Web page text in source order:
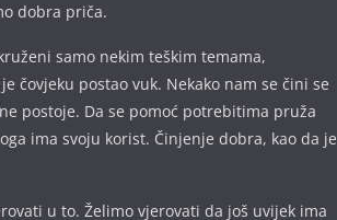
dobra priča.
samo nekim teškim temama,
čovjeku postao vuk. Nekako nam se čini se
postoje. Da se pomoć potrebitima pruža
ima svoju korist. Činjenje dobra, kao da je
u to. Želimo vjerovati da još uvijek ima